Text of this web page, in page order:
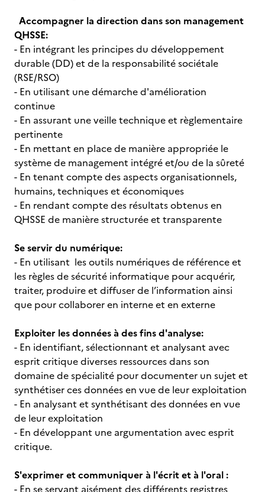
Accompagner la direction dans son management
QHSSE:
- En intégrant les principes du développement
durable (DD) et de la responsabilité sociétale
(RSE/RSO)
- En utilisant une démarche d'amélioration
continue
- En assurant une veille technique et règlementaire
pertinente
- En mettant en place de manière appropriée le
système de management intégré et/ou de la sûreté
- En tenant compte des aspects organisationnels,
humains, techniques et économiques
- En rendant compte des résultats obtenus en
QHSSE de manière structurée et transparente
Se servir du numérique:
- En utilisant les outils numériques de référence et
les règles de sécurité informatique pour acquérir,
traiter, produire et diffuser de l’information ainsi
que pour collaborer en interne et en externe
Exploiter les données à des fins d'analyse:
- En identifiant, sélectionnant et analysant avec
esprit critique diverses ressources dans son
domaine de spécialité pour documenter un sujet et
synthétiser ces données en vue de leur exploitation
- En analysant et synthétisant des données en vue
de leur exploitation
- En développant une argumentation avec esprit
critique.
S'exprimer et communiquer à l'écrit et à l'oral :
- En se servant aisément des différents registres